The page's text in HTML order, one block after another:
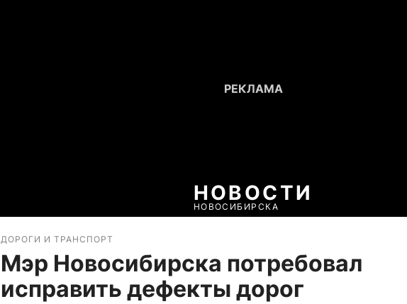
НОВОСТИ
НОВОСИБИРСКА
ДОРОГИ И ТРАНСПОРТ
Мэр Новосибирска потребовал
исправить дефекты дорог